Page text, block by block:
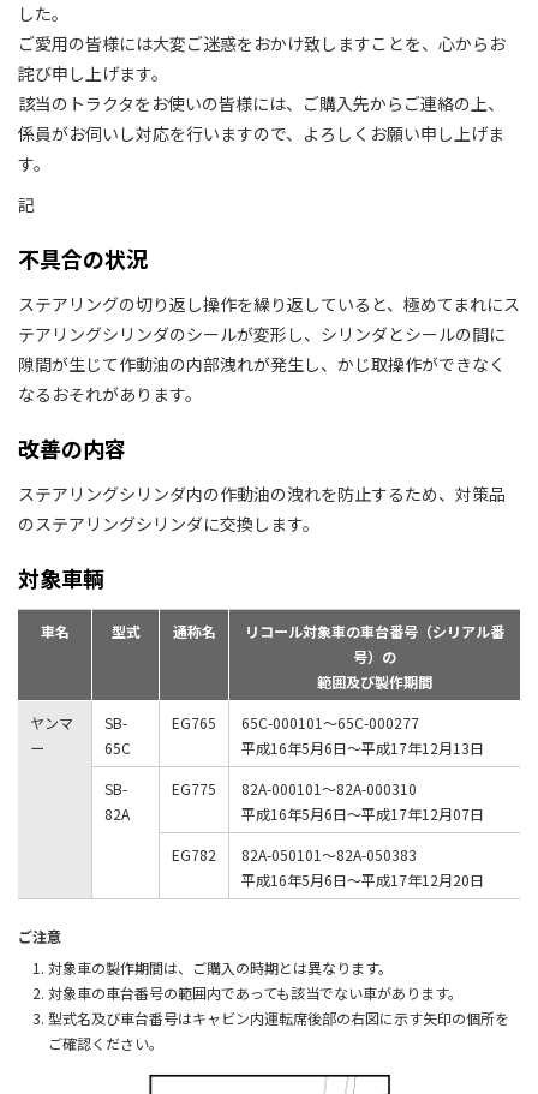
した。
ご愛用の皆様には大変ご迷惑をおかけ致しますことを、心からお
詫び申し上げます。
該当のトラクタをお使いの皆様には、ご購入先からご連絡の上、
係員がお伺いし対応を行いますので、よろしくお願い申し上げま
す。
記
不具合の状況
ステアリングの切り返し操作を繰り返していると、極めてまれにス
テアリングシリンダのシールが変形し、シリンダとシールの間に
隙間が生じて作動油の内部洩れが発生し、かじ取操作ができなく
なるおそれがあります。
改善の内容
ステアリングシリンダ内の作動油の洩れを防止するため、対策品
のステアリングシリンダに交換します。
対象車輌
車名 型式 通称名
リコール対象車の車台番号（シリアル番
号）の
範囲及び製作期間
ヤンマ
ー
SB-
65C
EG765
65C-000101〜65C-000277
平成16年5月6日〜平成17年12月13日
SB-
82A
EG775
82A-000101〜82A-000310
平成16年5月6日〜平成17年12月07日
EG782
82A-050101〜82A-050383
平成16年5月6日〜平成17年12月20日
ご注意
対象車の製作期間は、ご購入の時期とは異なります。
対象車の車台番号の範囲内であっても該当でない車があります。
型式名及び車台番号はキャビン内運転席後部の右図に示す矢印の個所を
ご確認ください。